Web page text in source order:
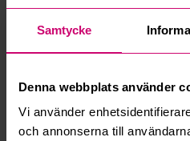
Samtycke
Denna webbplats använder
Vi använder
och annonserna till
Hur fungerar maxbud?
Hur fungerar budmotorn?
Kan jag ångra ett bud?
Kan ni frakta mina vunna